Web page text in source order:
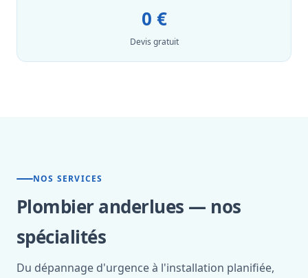
0 €
Devis gratuit
NOS SERVICES
Plombier anderlues — nos
spécialités
Du dépannage d'urgence à l'installation planifiée,